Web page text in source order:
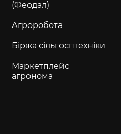
(Феодал)
Агроробота
Біржа сільгосптехніки
Маркетплейс
агронома